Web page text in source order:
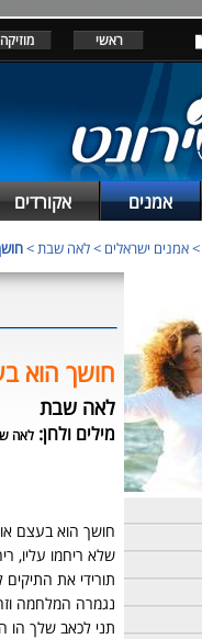
ראשי מוזיקה
אמנים אקורדים
>אמנים ישראלים >לאה שבת>
חושך הוא
לאה שבת
מילים ולחן: לאה
חושך הוא בעצם
שלא ריחמו עליו,
תורידי את התיקים
נגמרה המלחמה
תני לכאב שלך הו